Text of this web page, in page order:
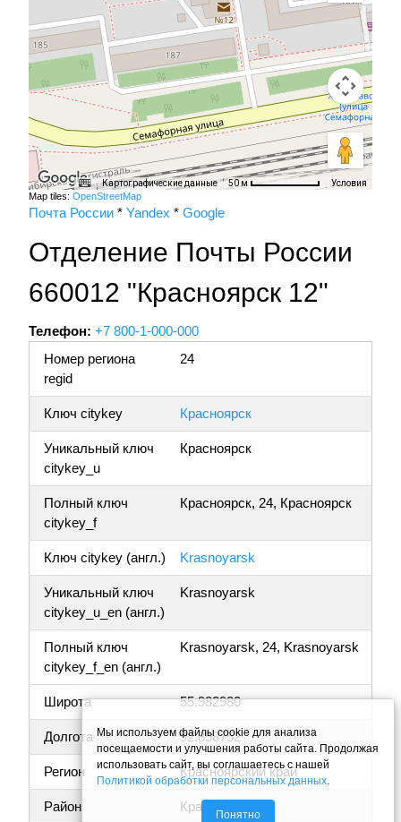
Картографические данные 50 м Условия
Map tiles: OpenStreetMap
Почта России * Yandex * Google
Отделение Почты России
660012 "Красноярск 12"
Телефон: +7 800-1-000-000
Номер региона
regid
24
Ключ citykey Красноярск
Уникальный ключ
citykey_u
Красноярск
Полный ключ
citykey_f
Красноярск, 24, Красноярск
Ключ citykey (англ.) Krasnoyarsk
Уникальный ключ
citykey_u_en (англ.)
Krasnoyarsk
Полный ключ
citykey_f_en (англ.)
Krasnoyarsk, 24, Krasnoyarsk
Широта 55.982980
Долгота 92.858752
Регион Красноярский край
Район Красноярск
Мы используем файлы cookie для анализа
посещаемости и улучшения работы сайта. Продолжая
использовать сайт, вы соглашаетесь с нашей
Политикой обработки персональных данных.
Понятно